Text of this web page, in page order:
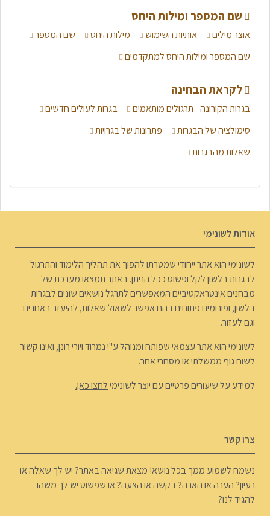
שם המספר ומילות היחס
אוצר מילים אותיות השימוש מילות היחס
שם המספר
שם המספר ומילות היחס למתקדמים
לקראת הבחינה
בגרות הקורונה - תרגולים מותאמים
בגרות לעולים חדשים
סימולציה של הבגרות
פתרונות של בגרויות
שאלות מהבגרות
אודות לשונימי
לשונימי הוא אתר ייחודי שמטרתו להפוך את תהליך הלימוד והתרגול
לבגרות בלשון לקל ופשוט ככל הניתן. באתר תמצאו מערכת של
מבחנים אינטראקטיביים המאפשרים לתרגל נושאים שונים לבגרות
בלשון, ופורומים פתוחים בהם אפשר לשאול שאלות, להיעזר באחרים
וגם לעזור.
לשונימי הוא אתר עצמאי שפותח ומנוהל ע"י נמרוד ויורי רונן, ואינו קשור
לשום גוף ממשלתי או מסחרי אחר.
למידע על שיעורים פרטיים עם יוצר לשונימילחצו כאן.
צרו קשר
נשמח לשמוע ממך בכל נושא! מצאת שגיאה באתר? יש לך שאלה או
רעיון? הערה או הארה? בקשה או הצעה? או שפשוט יש לך משהו
להגיד לנו?